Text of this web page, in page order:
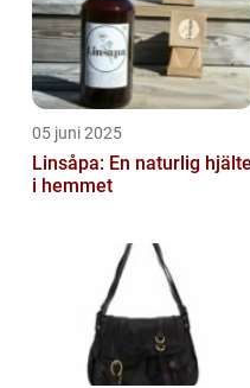
05 juni 2025
Linsåpa: En naturlig hjälte
i hemmet